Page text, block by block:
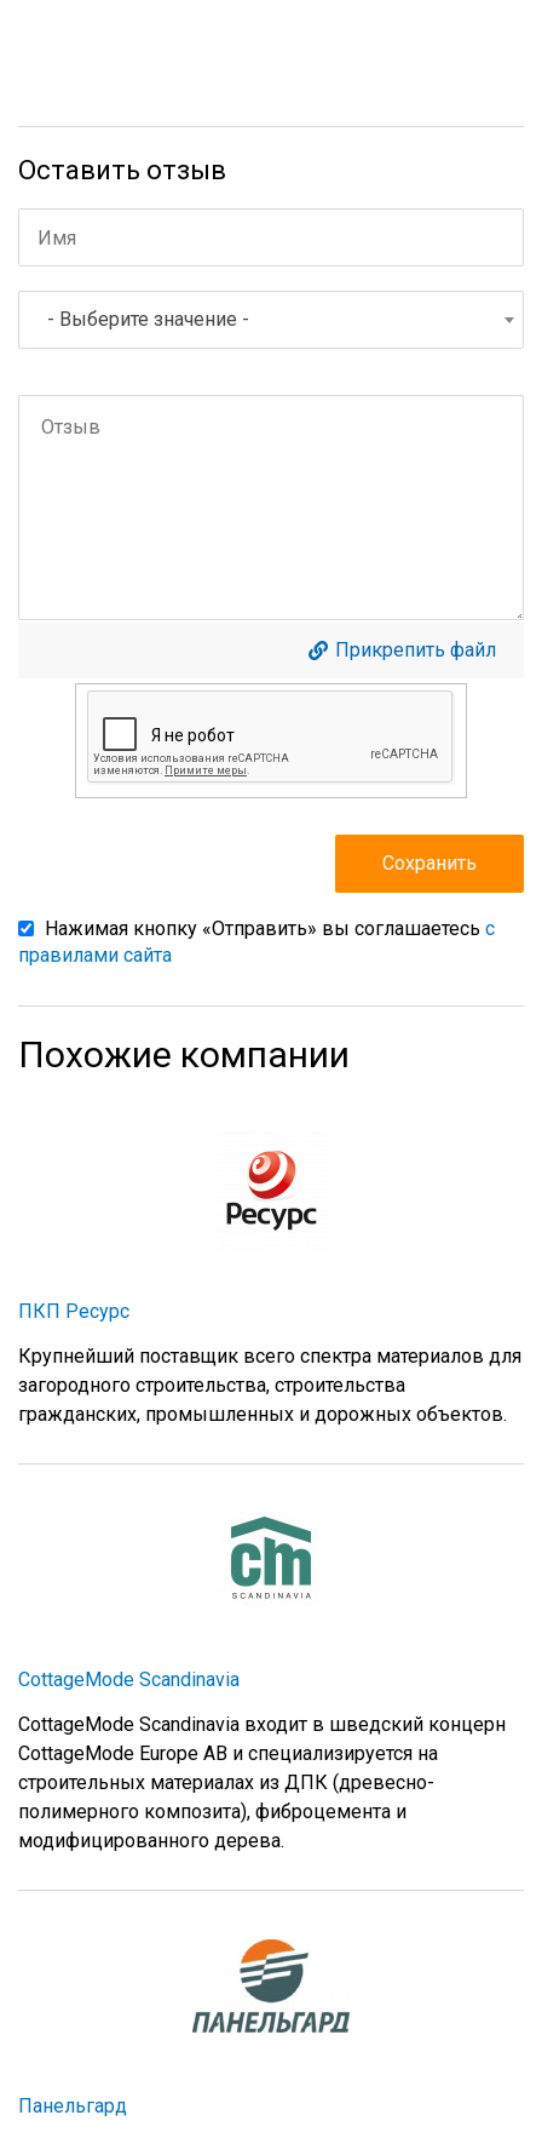
Оставить отзыв
- Выберите значение -
Прикрепить файл
Нажимая кнопку «Отправить» вы соглашаетесь с
правилами сайта
Похожие компании
ПКП Ресурс
Крупнейший поставщик всего спектра материалов для
загородного строительства, строительства
гражданских, промышленных и дорожных объектов.
CottageMode Scandinavia
CottageMode Scandinavia входит в шведский концерн
CottageMode Europe AB и специализируется на
строительных материалах из ДПК (древесно-
полимерного композита), фиброцемента и
модифицированного дерева.
Панельгард